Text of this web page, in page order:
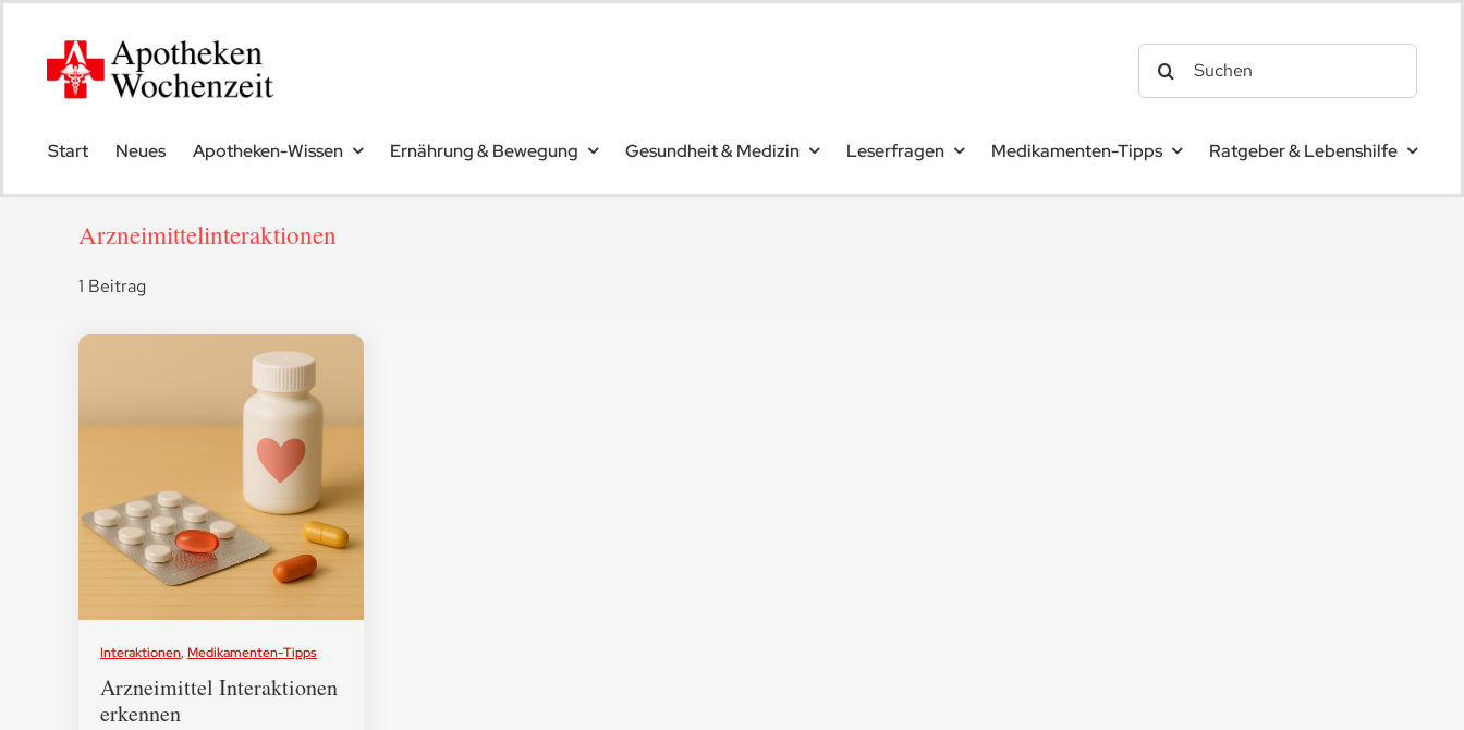
content
Start Neues Apotheken-Wissen Ernährung & Bewegung Gesundheit & Medizin Leserfragen Medikamenten-Tipps Ratgeber & Lebenshilfe
Arzneimittelinteraktionen
1 Beitrag
Interaktionen,Medikamenten-Tipps
Arzneimittel Interaktionen
erkennen